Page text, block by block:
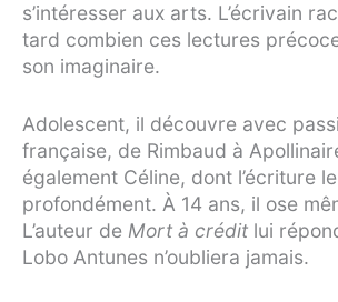
s’intéresser aux arts. L’écrivain
tard combien ces lectures
son imaginaire.
Adolescent, il découvre avec
française, de Rimbaud à
également Céline, dont l’écriture
profondément. À 14 ans, il ose
L’auteur de Mort à crédit lui
Lobo Antunes n’oubliera jamais.